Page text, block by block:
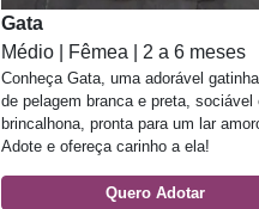
Gata
Médio | Fêmea | 2 a 6 meses
Conheça Gata, uma adorável
de pelagem branca e preta, sociável
brincalhona, pronta para um lar
Adote e ofereça carinho a ela!
Quero Adotar